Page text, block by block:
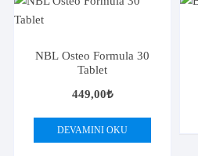
NBL Osteo Formula 30
Tablet
449,00₺
DEVAMINI OKU